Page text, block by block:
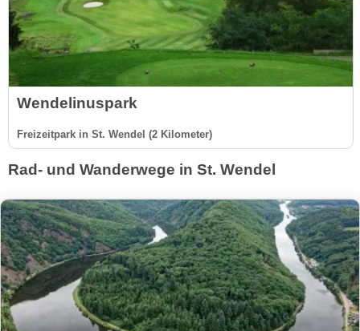
Wendelinuspark
Freizeitpark in St. Wendel (2 Kilometer)
Rad- und Wanderwege in St. Wendel